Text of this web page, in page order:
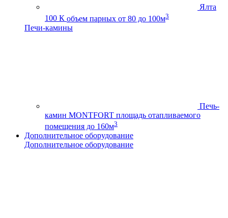
Ялта
100 К объем парных от 80 до 100м3
Печи-камины
Печь-
камин MONTFORT площадь отапливаемого
помещения до 160м3
Дополнительное оборудование
Дополнительное оборудование